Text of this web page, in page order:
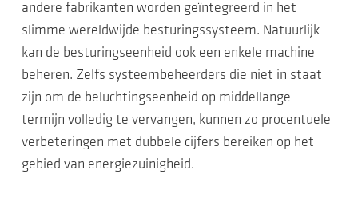
andere fabrikanten worden geïntegreerd in het
slimme wereldwijde besturingssysteem. Natuurlijk
kan de besturingseenheid ook een enkele machine
beheren. Zelfs systeembeheerders die niet in staat
zijn om de beluchtingseenheid op middellange
termijn volledig te vervangen, kunnen zo procentuele
verbeteringen met dubbele cijfers bereiken op het
gebied van energiezuinigheid.